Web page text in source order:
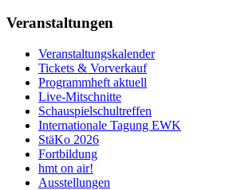
Veranstaltungen
Veranstaltungskalender
Tickets & Vorverkauf
Programmheft aktuell
Live-Mitschnitte
Schauspielschultreffen
Internationale Tagung EWK
StäKo 2026
Fortbildung
hmt on air!
Ausstellungen